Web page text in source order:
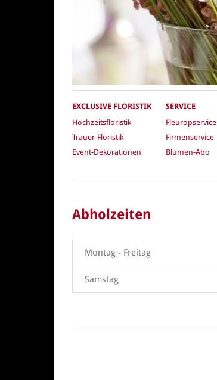
EXCLUSIVE FLORISTIK
Hochzeitsfloristik
Trauer-Floristik
Event-Dekorationen
SERVICE
Fleuropservice
Firmenservice
Blumen-Abo
Abholzeiten
Montag - Freitag
Samstag